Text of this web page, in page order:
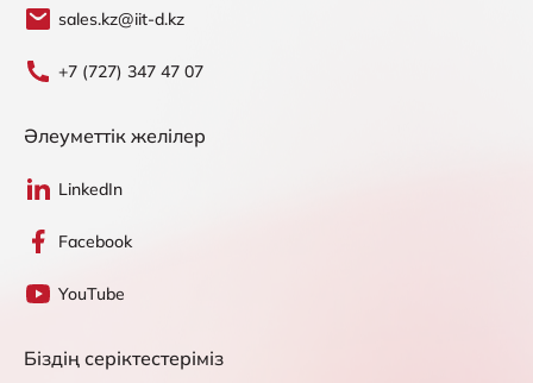
sales.kz@iit-d.kz
+7 (727) 347 47 07
Біздің серіктестеріміз
Әлеуметтік желілер
LinkedIn
Facebook
YouTube